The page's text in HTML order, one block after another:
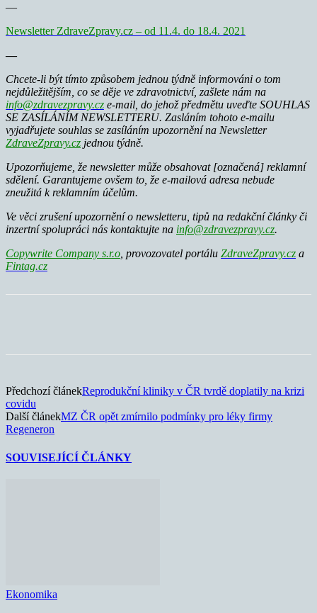
—
Newsletter ZdraveZpravy.cz – od 11.4. do 18.4. 2021
—
Chcete-li být tímto způsobem jednou týdně informováni o tom
nejdůležitějším, co se děje ve zdravotnictví, zašlete nám na
info@zdravezpravy.cz e-mail, do jehož předmětu uveďte SOUHLAS
SE ZASÍLÁNÍM NEWSLETTERU. Zasláním tohoto e-mailu
vyjadřujete souhlas se zasíláním upozornění na Newsletter
ZdraveZpravy.cz jednou týdně.
Upozorňujeme, že newsletter může obsahovat [označená] reklamní
sdělení. Garantujeme ovšem to, že e-mailová adresa nebude
zneužitá k reklamním účelům.
Ve věci zrušení upozornění o newsletteru, tipů na redakční články či
inzertní spolupráci nás kontaktujte na info@zdravezpravy.cz.
Copywrite Company s.r.o , provozovatel portálu ZdraveZpravy.cz a
Fintag.cz
Předchozí článekReprodukční kliniky v ČR tvrdě doplatily na krizi
covidu
Další článekMZ ČR opět zmírnilo podmínky pro léky firmy
Regeneron
SOUVISEJÍCÍ ČLÁNKY
Ekonomika